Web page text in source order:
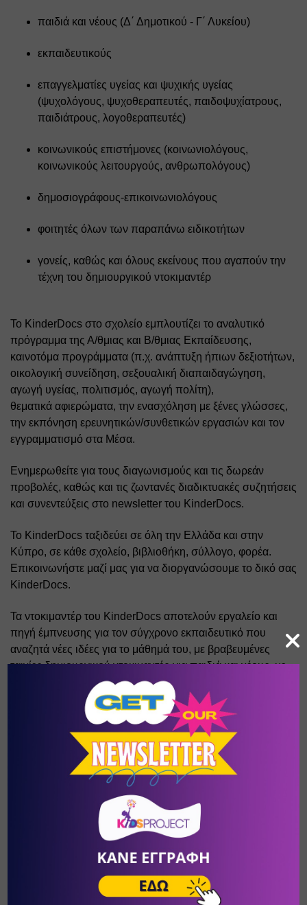
παιδιά και νέους (Δ΄ Δημοτικού - Γ΄ Λυκείου)
εκπαιδευτικούς
επαγγελματίες υγείας και ψυχικής υγείας
(ψυχολόγους, ψυχοθεραπευτές, παιδοψυχίατρους,
παιδιάτρους, λογοθεραπευτές)
κοινωνικούς επιστήμονες (κοινωνιολόγους,
κοινωνικούς λειτουργούς, ανθρωπολόγους)
δημοσιογράφους-επικοινωνιολόγους
φοιτητές όλων των παραπάνω ειδικοτήτων
γονείς, καθώς και όλους εκείνους που αγαπούν την
τέχνη του δημιουργικού ντοκιμαντέρ
Το KinderDocs στο σχολείο εμπλουτίζει το αναλυτικό
πρόγραμμα της Α/θμιας και Β/θμιας Εκπαίδευσης,
καινοτόμα προγράμματα (π.χ. ανάπτυξη ήπιων δεξιοτήτων,
οικολογική συνείδηση, σεξουαλική διαπαιδαγώγηση,
αγωγή υγείας, πολιτισμός, αγωγή πολίτη),
θεματικά αφιερώματα, την ενασχόληση με ξένες γλώσσες,
την εκπόνηση ερευνητικών/συνθετικών εργασιών και τον
εγγραμματισμό στα Μέσα.
Ενημερωθείτε για τους διαγωνισμούς και τις δωρεάν
προβολές, καθώς και τις ζωντανές διαδικτυακές συζητήσεις
και συνεντεύξεις στο newsletter του KinderDocs.
Το KinderDocs ταξιδεύει σε όλη την Ελλάδα και στην
Κύπρο, σε κάθε σχολείο, βιβλιοθήκη, σύλλογο, φορέα.
Επικοινωνήστε μαζί μας για να διοργανώσουμε το δικό σας
KinderDocs.
Τα ντοκιμαντέρ του KinderDocs αποτελούν εργαλείο και
πηγή έμπνευσης για τον σύγχρονο εκπαιδευτικό που
αναζητά νέες ιδέες για το μάθημά του, με βραβευμένες
ταινίες δημιουργικού ντοκιμαντέρ για παιδιά και νέους, με
ηλικιακή σήμανση. Καλλιεργεί την κινηματογραφική
παιδεία στο ντοκιμαντέρ καθώς και τον εγγραμματισμό στα
μέσα, και με αφορμή τις ταινίες αναπτύσσει θέματα που
αφορούν παιδιά και νέους, εκπαιδευτικούς και γονείς.